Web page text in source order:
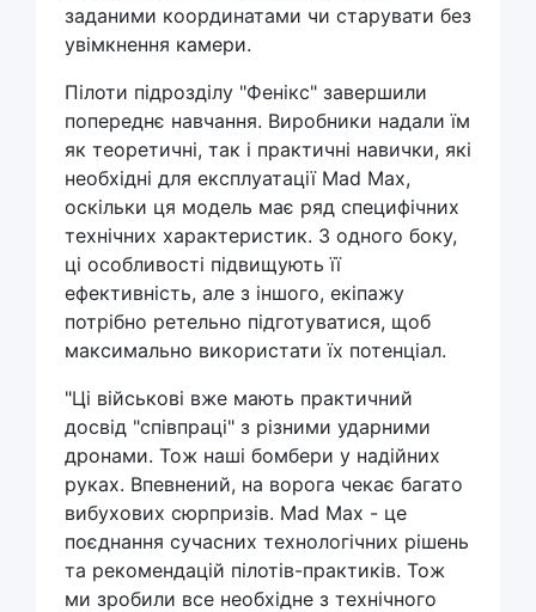
заданими координатами чи старувати без
увімкнення камери.
Пілоти підрозділу "Фенікс" завершили
попереднє навчання. Виробники надали їм
як теоретичні, так і практичні навички, які
необхідні для експлуатації Mad Max,
оскільки ця модель має ряд специфічних
технічних характеристик. З одного боку,
ці особливості підвищують її
ефективність, але з іншого, екіпажу
потрібно ретельно підготуватися, щоб
максимально використати їх потенціал.
"Ці військові вже мають практичний
досвід "співпраці" з різними ударними
дронами. Тож наші бомбери у надійних
руках. Впевнений, на ворога чекає багато
вибухових сюрпризів. Mad Max - це
поєднання сучасних технологічних рішень
та рекомендацій пілотів-практиків. Тож
ми зробили все необхідне з технічного